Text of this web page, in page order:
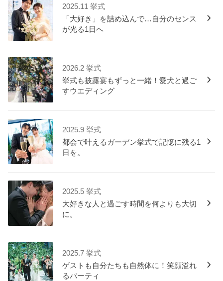
2025.11 挙式
「大好き」を詰め込んで…自分のセンス
が光る1日へ
2026.2 挙式
挙式も披露宴もずっと一緒！愛犬と過ご
すウエディング
2025.9 挙式
都会で叶えるガーデン挙式で記憶に残る1
日を。
2025.5 挙式
大好きな人と過ごす時間を何よりも大切
に。
2025.7 挙式
ゲストも自分たちも自然体に！笑顔溢れ
るパーティ